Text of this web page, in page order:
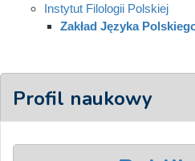
Instytut Filologii Polskiej
Zakład Języka
Profil naukowy